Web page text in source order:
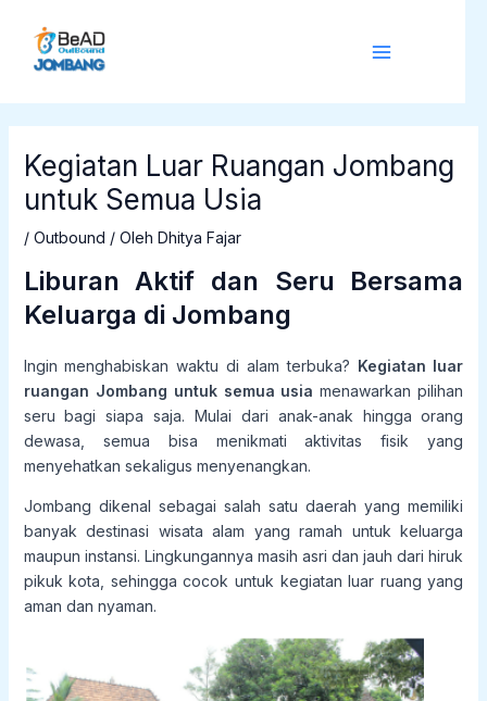
konten
Menu
Kegiatan Luar Ruangan Jombang
untuk Semua Usia
/ Outbound / Oleh Dhitya Fajar
Liburan Aktif dan Seru Bersama
Keluarga di Jombang
Ingin menghabiskan waktu di alam terbuka? Kegiatan luar
ruangan Jombang untuk semua usia menawarkan pilihan
seru bagi siapa saja. Mulai dari anak-anak hingga orang
dewasa, semua bisa menikmati aktivitas fisik yang
menyehatkan sekaligus menyenangkan.
Jombang dikenal sebagai salah satu daerah yang memiliki
banyak destinasi wisata alam yang ramah untuk keluarga
maupun instansi. Lingkungannya masih asri dan jauh dari hiruk
pikuk kota, sehingga cocok untuk kegiatan luar ruang yang
aman dan nyaman.
navigation